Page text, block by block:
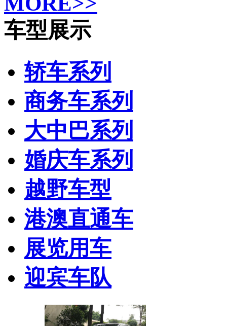
车型展示
轿车系列
商务车系列
大中巴系列
婚庆车系列
越野车型
港澳直通车
展览用车
迎宾车队